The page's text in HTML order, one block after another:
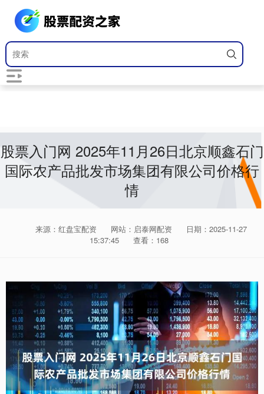
股票入门网 2025年11月26日北京顺鑫石门
国际农产品批发市场集团有限公司价格行
情
来源：红盘宝配资 网站：启泰网配资
日期：2025-11-27
15:37:45
查看：168